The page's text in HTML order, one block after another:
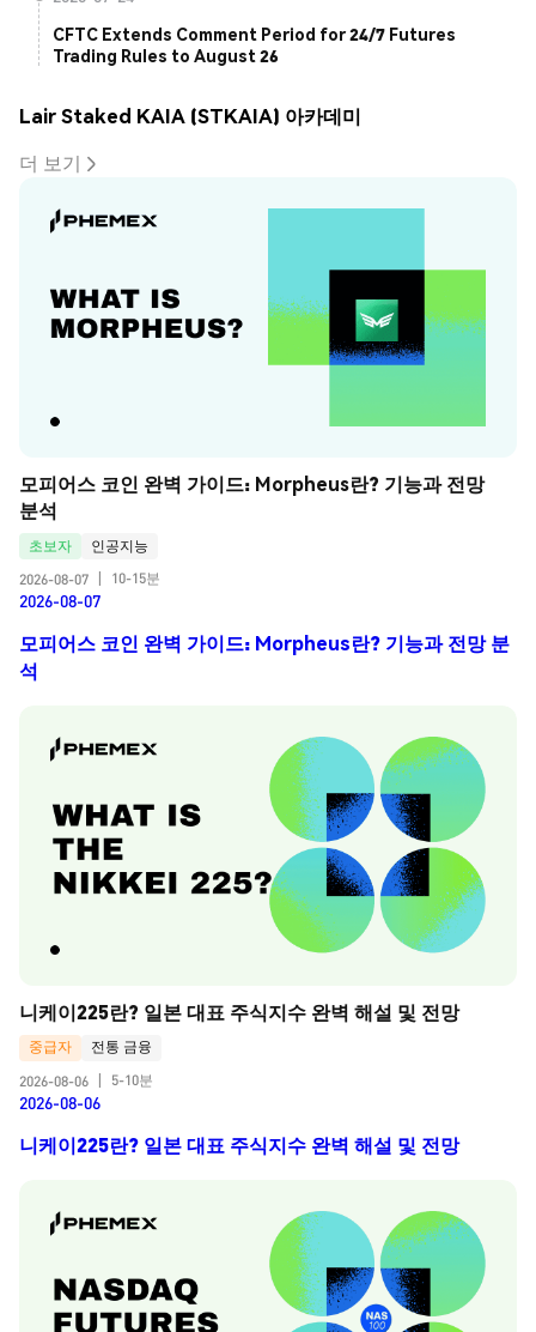
CFTC Extends Comment Period for 24/7 Futures
Trading Rules to August 26
Lair Staked KAIA (STKAIA) 아카데미
더 보기
모피어스 코인 완벽 가이드: Morpheus란? 기능과 전망
분석
초보자
인공지능
2026-08-07
10-15분
2026-08-07
모피어스 코인 완벽 가이드: Morpheus란? 기능과 전망 분
석
니케이225란? 일본 대표 주식지수 완벽 해설 및 전망
중급자
전통 금융
2026-08-06
5-10분
2026-08-06
니케이225란? 일본 대표 주식지수 완벽 해설 및 전망